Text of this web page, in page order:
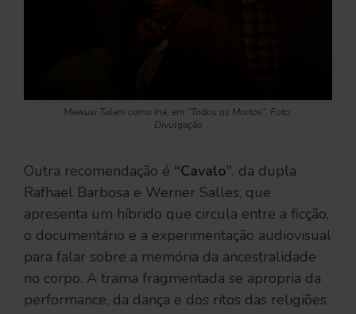
Mawusi Tulani como Iná, em “Todos os Mortos”. Foto:
Divulgação
Outra recomendação é “Cavalo”, da dupla
Rafhael Barbosa e Werner Salles, que
apresenta um híbrido que circula entre a ficção,
o documentário e a experimentação audiovisual
para falar sobre a memória da ancestralidade
no corpo. A trama fragmentada se apropria da
performance, da dança e dos ritos das religiões